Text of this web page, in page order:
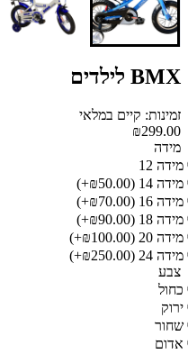
BMX לילדים
זמינות: קיים במלאי
₪299.00
מידה
מידה 12
מידה 14
(₪50.00+)
מידה 16
(₪70.00+)
מידה 18
(₪90.00+)
מידה 20
(₪100.00+)
מידה 24
(₪250.00+)
צבע
כחול
ירוק
שחור
אדום